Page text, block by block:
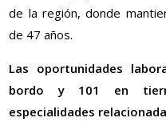
de la región, donde
de 47 años.
Las oportunidades
bordo y 101 en
especialidades